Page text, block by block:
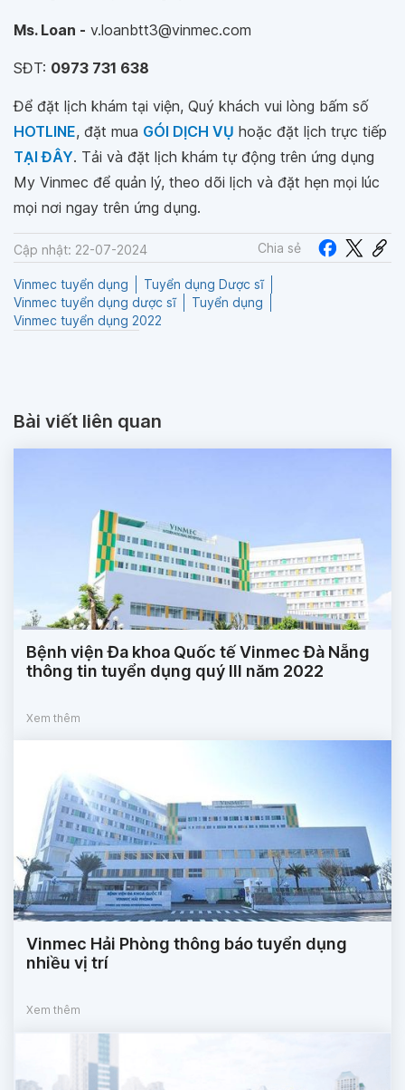
Ms. Loan - v.loanbtt3@vinmec.com
SĐT: 0973 731 638
Để đặt lịch khám tại viện, Quý khách vui lòng bấm số
HOTLINE, đặt mua GÓI DỊCH VỤ hoặc đặt lịch trực tiếp
TẠI ĐÂY. Tải và đặt lịch khám tự động trên ứng dụng
My Vinmec để quản lý, theo dõi lịch và đặt hẹn mọi lúc
mọi nơi ngay trên ứng dụng.
Cập nhật: 22-07-2024 Chia sẻ
Vinmec tuyển dụng
Tuyển dụng Dược sĩ
Vinmec tuyển dụng dược sĩ
Tuyển dụng
Vinmec tuyển dụng 2022
Bài viết liên quan
Bệnh viện Đa khoa Quốc tế Vinmec Đà Nẵng
thông tin tuyển dụng quý III năm 2022
Xem thêm
Vinmec Hải Phòng thông báo tuyển dụng
nhiều vị trí
Xem thêm